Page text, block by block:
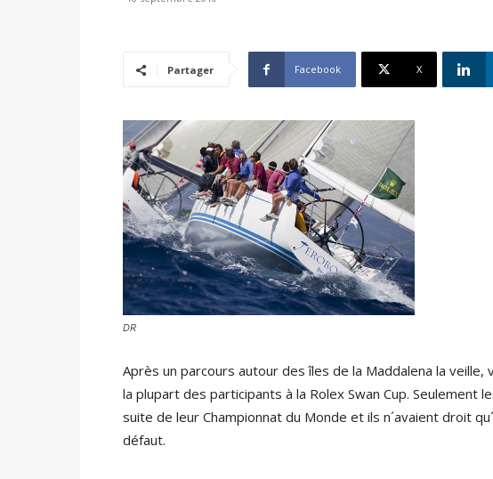
Partager Facebook X
DR
Après un parcours autour des îles de la Maddalena la
la plupart des participants à la Rolex Swan Cup. Seulement
suite de leur Championnat du Monde et ils n´avaient droit
défaut.